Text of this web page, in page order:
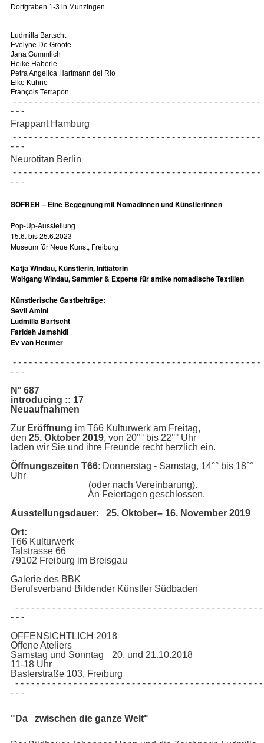
Dorfgraben 1-3 in Munzingen
Ludmilla Bartscht
Evelyne De Groote
Jana Gummlich
Heike Häberle
Petra Angelica Hartmann del Rio
Elke Kühne
François Terrapon
- - - - - - - - - - - - - - - - - - - - - - - - - - - - - - - - - - - - - - - - - - - - - - -
- - -
Frappant Hamburg
- - - - - - - - - - - - - - - - - - - - - - - - - - - - - - - - - - - - - - - - - - - - - - -
- - -
Neurotitan Berlin
- - - - - - - - - - - - - - - - - - - - - - - - - - - - - - - - - - - - - - - - - - - - - - -
- - -
SOFREH – Eine Begegnung mit Nomadinnen und Künstlerinnen
Pop-Up-Ausstellung
15.6. bis 25.6.2023
Museum für Neue Kunst, Freiburg
Katja Windau, Künstlerin, Initiatorin
Wolfgang Windau, Sammler & Experte für antike nomadische Textilien
Künstlerische Gastbeiträge:
Sevil Amini
Ludmilla Bartscht
Farideh Jamshidi
Ev van Hettmer
- - - - - - - - - - - - - - - - - - - - - - - - - - - - - - - - - - - - - - - - - - - - - - -
- - -
N° 687
introducing :: 17
Neuaufnahmen
Zur Eröffnung im T66 Kulturwerk am Freitag,
den 25. Oktober 2019, von 20°° bis 22°° Uhr
laden wir Sie und ihre Freunde recht herzlich ein.
Öffnungszeiten T66: Donnerstag - Samstag, 14°° bis 18°°
Uhr
(oder nach Vereinbarung).
An Feiertagen geschlossen.
Ausstellungsdauer: 25. Oktober– 16. November 2019
Ort:
T66 Kulturwerk
Talstrasse 66
79102 Freiburg im Breisgau
Galerie des BBK
Berufsverband Bildender Künstler Südbaden
- - - - - - - - - - - - - - - - - - - - - - - - - - - - - - - - - - - - - - - - - - - - - - -
- - -
OFFENSICHTLICH 2018
Offene Ateliers
Samstag und Sonntag 20. und 21.10.2018
11-18 Uhr
Baslerstraße 103, Freiburg
- - - - - - - - - - - - - - - - - - - - - - - - - - - - - - - - - - - - - - - - - - - - - - -
- - -
"Da zwischen die ganze Welt"